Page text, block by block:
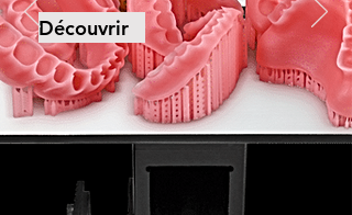
Découvrir